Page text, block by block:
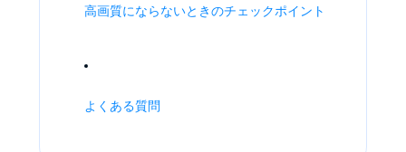
高画質にならないときのチェックポイント
よくある質問